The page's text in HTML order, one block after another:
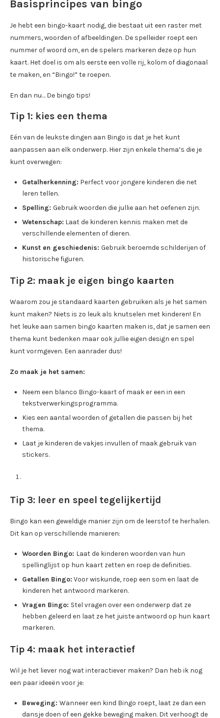
Basisprincipes van bingo
Je hebt een bingo-kaart nodig, die bestaat uit een raster met
nummers, woorden of afbeeldingen. De spelleider roept een
nummer of woord om, en de spelers markeren deze op hun
kaart. Het doel is om als eerste een volle rij, kolom of diagonaal
te maken, en “Bingo!” te roepen.
En dan nu… De bingo tips!
Tip 1: kies een thema
Eén van de leukste dingen aan Bingo is dat je het kunt
aanpassen aan elk onderwerp. Hier zijn enkele thema’s die je
kunt overwegen:
Getalherkenning: Perfect voor jongere kinderen die net
leren tellen.
Spelling: Gebruik woorden die jullie aan het oefenen zijn.
Wetenschap: Laat de kinderen kennis maken met de
verschillende elementen of dieren.
Kunst en geschiedenis: Gebruik beroemde schilderijen of
historische figuren.
Tip 2: maak je eigen bingo kaarten
Waarom zou je standaard kaarten gebruiken als je het samen
kunt maken? Niets is zo leuk als knutselen met kinderen! En
het leuke aan samen bingo kaarten maken is, dat je samen een
thema kunt bedenken maar ook jullie eigen design en spel
kunt vormgeven. Een aanrader dus!
Zo maak je het samen:
Neem een blanco Bingo-kaart of maak er een in een
tekstverwerkingsprogramma.
Kies een aantal woorden of getallen die passen bij het
thema.
Laat je kinderen de vakjes invullen of maak gebruik van
stickers.
Tip 3: leer en speel tegelijkertijd
Bingo kan een geweldige manier zijn om de leerstof te herhalen.
Dit kan op verschillende manieren:
Woorden Bingo: Laat de kinderen woorden van hun
spellinglijst op hun kaart zetten en roep de definities.
Getallen Bingo: Voor wiskunde, roep een som en laat de
kinderen het antwoord markeren.
Vragen Bingo: Stel vragen over een onderwerp dat ze
hebben geleerd en laat ze het juiste antwoord op hun kaart
markeren.
Tip 4: maak het interactief
Wil je het liever nog wat interactiever maken? Dan heb ik nog
een paar ideeën voor je:
Beweging: Wanneer een kind Bingo roept, laat ze dan een
dansje doen of een gekke beweging maken. Dit verhoogt de